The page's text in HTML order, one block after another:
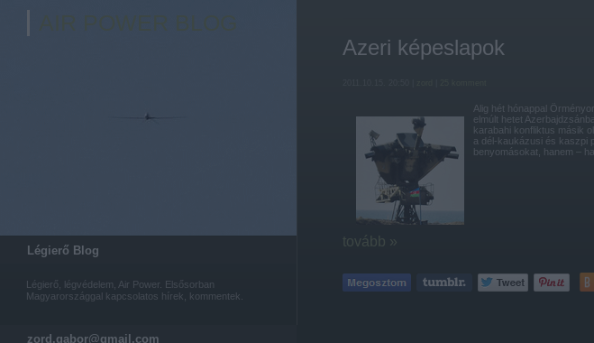
Légierő Blog
Légierő, légvédelem, Air Power. Elsősorban
Magyarországgal kapcsolatos hírek, kommentek.
zord.gabor@gmail.com
Azeri képeslapok
Alig hét hónappal
elmúlt hetet
karabahi konfliktus másik
a dél-kaukázusi és kaszpi
benyomásokat, hanem –
tovább »